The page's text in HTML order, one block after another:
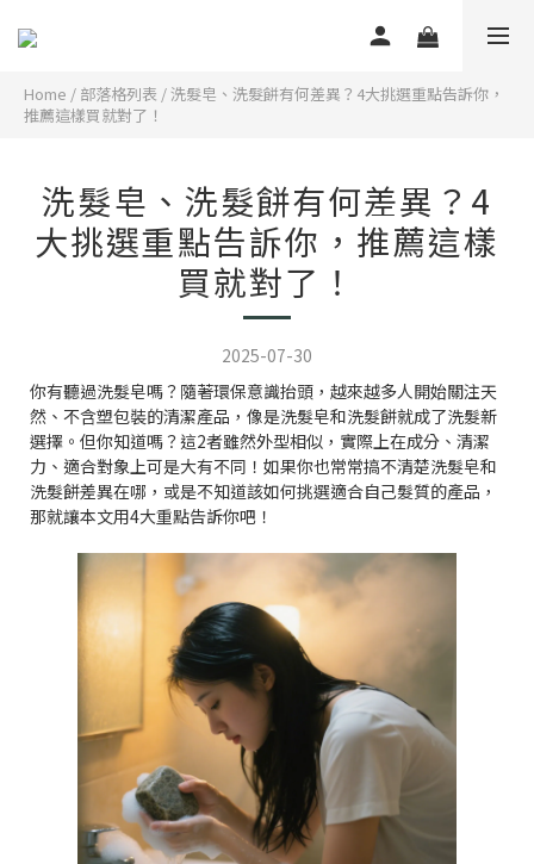
Home / 部落格列表 /洗髮皂、洗髮餅有何差異？4大挑選重點告訴你，
推薦這樣買就對了！
洗髮皂、洗髮餅有何差異？4
大挑選重點告訴你，推薦這樣
買就對了！
2025-07-30
你有聽過洗髮皂嗎？隨著環保意識抬頭，越來越多人開始關注天
然、不含塑包裝的清潔產品，像是洗髮皂和洗髮餅就成了洗髮新
選擇。但你知道嗎？這2者雖然外型相似，實際上在成分、清潔
力、適合對象上可是大有不同！如果你也常常搞不清楚洗髮皂和
洗髮餅差異在哪，或是不知道該如何挑選適合自己髮質的產品，
那就讓本文用4大重點告訴你吧！